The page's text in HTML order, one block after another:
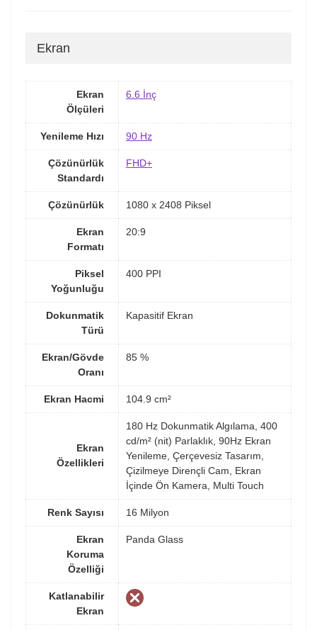
Ekran
Ekran
Ölçüleri
6.6 İnç
Yenileme Hızı 90 Hz
Çözünürlük
Standardı
FHD+
Çözünürlük 1080 x 2408 Piksel
Ekran
Formatı
20:9
Piksel
Yoğunluğu
400 PPI
Dokunmatik
Türü
Kapasitif Ekran
Ekran/Gövde
Oranı
85 %
Ekran Hacmi 104.9 cm²
Ekran
Özellikleri
180 Hz Dokunmatik Algılama, 400
cd/m² (nit) Parlaklık, 90Hz Ekran
Yenileme, Çerçevesiz Tasarım,
Çizilmeye Dirençli Cam, Ekran
İçinde Ön Kamera, Multi Touch
Renk Sayısı 16 Milyon
Ekran
Koruma
Özelliği
Panda Glass
Katlanabilir
Ekran